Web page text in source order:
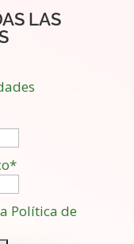
LAS
Política de